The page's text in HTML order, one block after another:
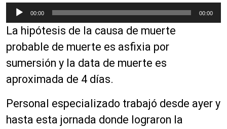
e
p
r
o
d
u
t
o
00:00 00:00
La hipótesis de la causa de muerte
probable de muerte es asfixia por
sumersión y la data de muerte es
aproximada de 4 días.
Personal especializado trabajó desde ayer y
hasta esta jornada donde lograron la